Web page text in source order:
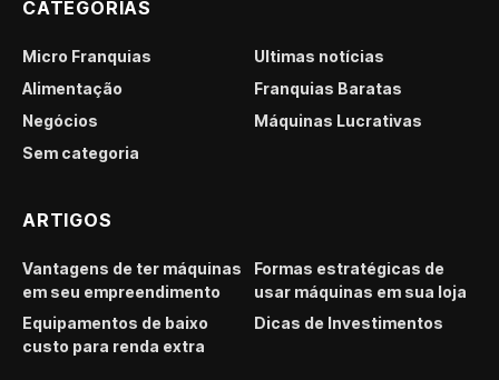
CATEGORIAS
Micro Franquias
Últimas notícias
Alimentação
Franquias Baratas
Negócios
Máquinas Lucrativas
Sem categoria
ARTIGOS
Vantagens de ter máquinas
em seu empreendimento
Formas estratégicas de
usar máquinas em sua loja
Equipamentos de baixo
custo para renda extra
Dicas de Investimentos